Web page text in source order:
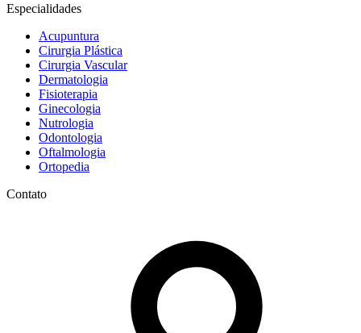
Especialidades
Acupuntura
Cirurgia Plástica
Cirurgia Vascular
Dermatologia
Fisioterapia
Ginecologia
Nutrologia
Odontologia
Oftalmologia
Ortopedia
Contato